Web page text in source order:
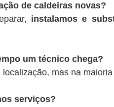
de caldeiras novas?
instalamos e
um técnico chega?
localização, mas na
serviços?